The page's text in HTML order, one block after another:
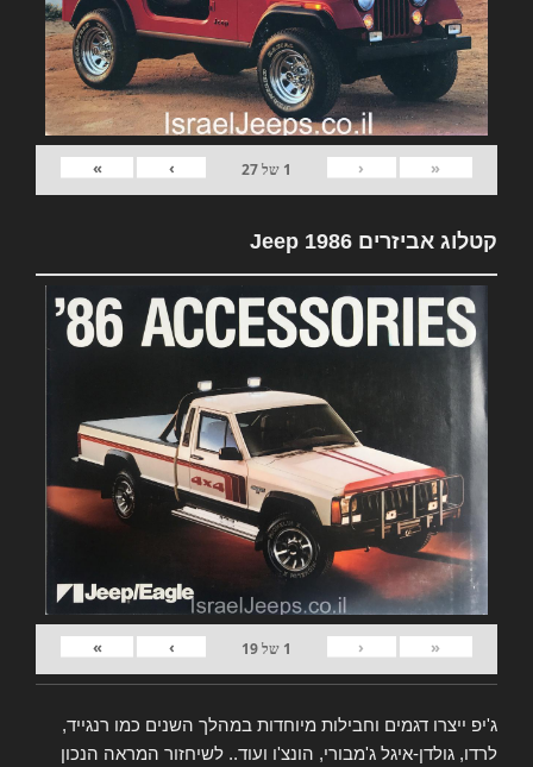
«
‹
1 של27
›
»
קטלוג אביזרים Jeep 1986
«
‹
1 של19
›
»
ג'יפ ייצרו דגמים וחבילות מיוחדות במהלך השנים כמו רנגייד,
לרדו, גולדן-איגל ג'מבורי, הונצ'ו ועוד.. לשיחזור המראה הנכון